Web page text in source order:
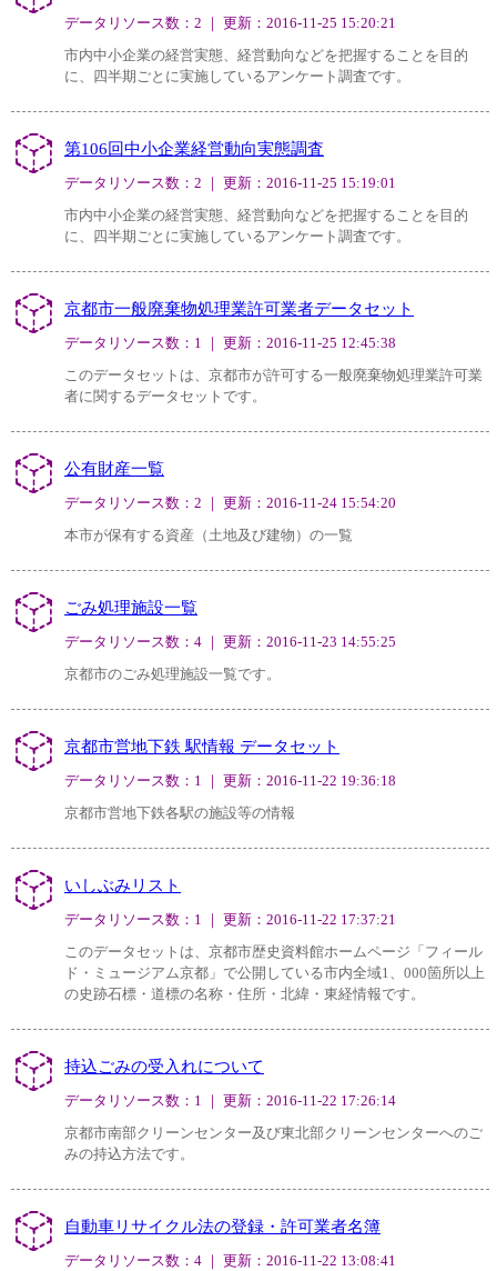
データリソース数：2 ｜ 更新：2016-11-25 15:20:21
市内中小企業の経営実態、経営動向などを把握することを目的
に、四半期ごとに実施しているアンケート調査です。
第106回中小企業経営動向実態調査
データリソース数：2 ｜ 更新：2016-11-25 15:19:01
市内中小企業の経営実態、経営動向などを把握することを目的
に、四半期ごとに実施しているアンケート調査です。
京都市一般廃棄物処理業許可業者データセット
データリソース数：1 ｜ 更新：2016-11-25 12:45:38
このデータセットは、京都市が許可する一般廃棄物処理業許可業
者に関するデータセットです。
公有財産一覧
データリソース数：2 ｜ 更新：2016-11-24 15:54:20
本市が保有する資産（土地及び建物）の一覧
ごみ処理施設一覧
データリソース数：4 ｜ 更新：2016-11-23 14:55:25
京都市のごみ処理施設一覧です。
京都市営地下鉄 駅情報 データセット
データリソース数：1 ｜ 更新：2016-11-22 19:36:18
京都市営地下鉄各駅の施設等の情報
いしぶみリスト
データリソース数：1 ｜ 更新：2016-11-22 17:37:21
このデータセットは、京都市歴史資料館ホームページ「フィール
ド・ミュージアム京都」で公開している市内全域1、000箇所以上
の史跡石標・道標の名称・住所・北緯・東経情報です。
持込ごみの受入れについて
データリソース数：1 ｜ 更新：2016-11-22 17:26:14
京都市南部クリーンセンター及び東北部クリーンセンターへのご
みの持込方法です。
自動車リサイクル法の登録・許可業者名簿
データリソース数：4 ｜ 更新：2016-11-22 13:08:41